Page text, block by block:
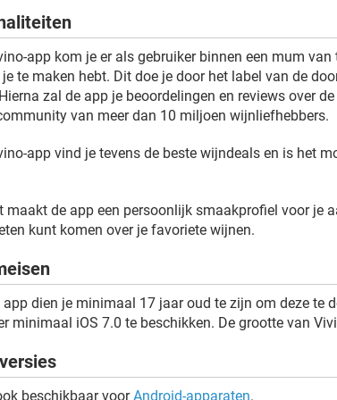
app kom je er als gebruiker binnen een mum
te maken hebt. Dit doe je door het label van de
zal de app je beoordelingen en reviews over
van meer dan 10 miljoen wijnliefhebbers.
app vind je tevens de beste wijndeals en is het
maakt de app een persoonlijk smaakprofiel voor je
kunt komen over je favoriete wijnen.
app dien je minimaal 17 jaar oud te zijn om deze te
minimaal iOS 7.0 te beschikken. De grootte van
beschikbaar voorAndroid-apparaten.